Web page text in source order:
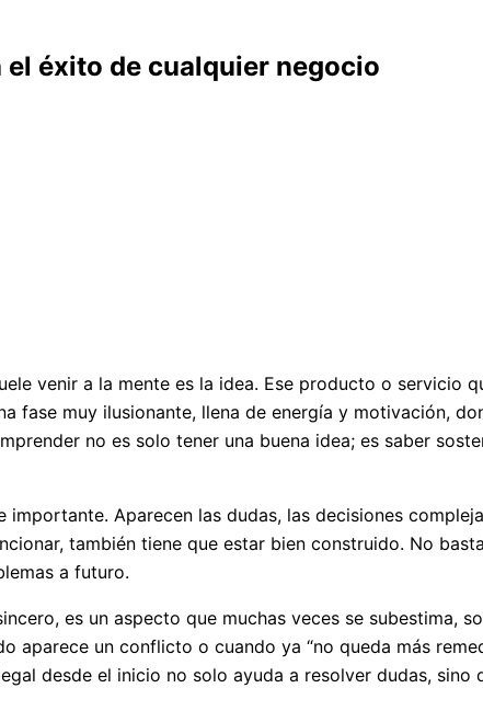
éxito de cualquier negocio
venir a la mente es la idea. Ese producto o servicio
fase muy ilusionante, llena de energía y motivación,
no es solo tener una buena idea; es saber
Aparecen las dudas, las decisiones
también tiene que estar bien construido. No
a futuro.
es un aspecto que muchas veces se subestima,
aparece un conflicto o cuando ya “no queda más
desde el inicio no solo ayuda a resolver dudas, sino